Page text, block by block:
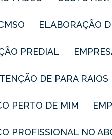
ELABORAÇÃO
PREDIAL
DE PARA RAIOS
PERTO DE MIM
PROFISSIONAL NO